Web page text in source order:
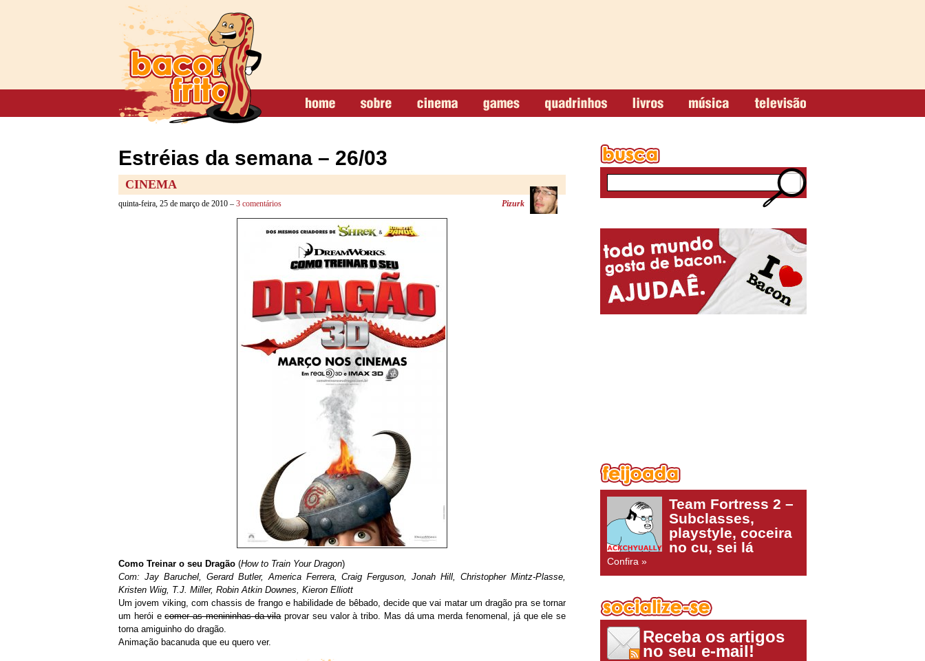
Estréias da semana – 26/03
CINEMA
quinta-feira, 25 de março de 2010 – 3 comentários Pizurk
Como Treinar o seu Dragão (How to Train Your Dragon)
Com: Jay Baruchel, Gerard Butler, America Ferrera, Craig Ferguson, Jonah Hill, Christopher Mintz-Plasse,
Kristen Wiig, T.J. Miller, Robin Atkin Downes, Kieron Elliott
Um jovem viking, com chassis de frango e habilidade de bêbado, decide que vai matar um dragão pra se tornar
um herói ecomer as menininhas da vilaprovar seu valor à tribo. Mas dá uma merda fenomenal, já que ele se
torna amiguinho do dragão.
Animação bacanuda que eu quero ver.
Team Fortress 2 –
Subclasses,
playstyle, coceira
no cu, sei lá
Confira »
Receba os artigos
no seu e-mail!